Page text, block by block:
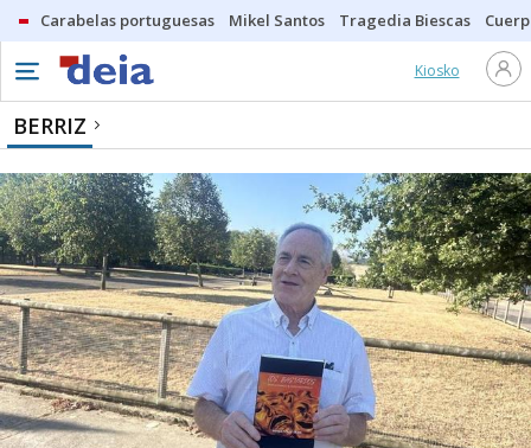
Carabelas portuguesas Mikel Santos Tragedia Biescas
Kiosko
BERRIZ